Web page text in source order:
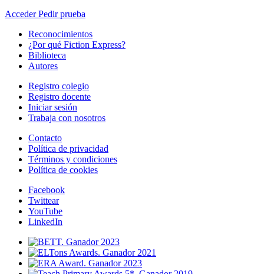
AccederPedir prueba
Reconocimientos
¿Por qué Fiction Express?
Biblioteca
Autores
Registro colegio
Registro docente
Iniciar sesión
Trabaja con nosotros
Contacto
Política de privacidad
Términos y condiciones
Política de cookies
Facebook
Twittear
YouTube
LinkedIn